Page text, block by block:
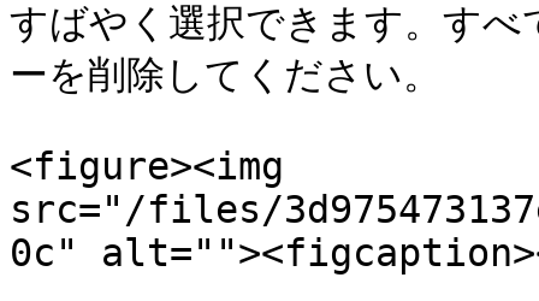
すばやく選択できます。す
ーを削除してください。
<figure><img
src="/files/
0c"